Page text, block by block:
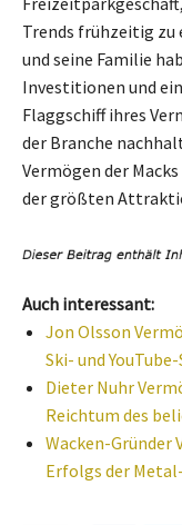
Trends frühzeitig zu
und seine Familie
Investitionen und
Flaggschiff ihres
der Branche
Vermögen der
der größten
Auch interessant:
Jon Olsson
Ski- und
Dieter Nuhr
Reichtum des
Wacken-Gründer
Erfolgs der